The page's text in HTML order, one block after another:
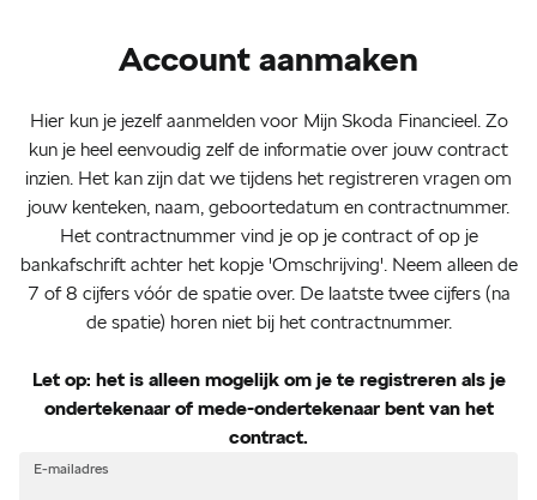
Account aanmaken
Hier kun je jezelf aanmelden voor Mijn Skoda Financieel. Zo
kun je heel eenvoudig zelf de informatie over jouw contract
inzien. Het kan zijn dat we tijdens het registreren vragen om
jouw kenteken, naam, geboortedatum en contractnummer.
Het contractnummer vind je op je contract of op je
bankafschrift achter het kopje 'Omschrijving'. Neem alleen de
7 of 8 cijfers vóór de spatie over. De laatste twee cijfers (na
de spatie) horen niet bij het contractnummer.
Let op: het is alleen mogelijk om je te registreren als je
ondertekenaar of mede-ondertekenaar bent van het
contract.
E-mailadres